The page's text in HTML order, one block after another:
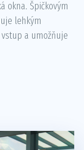
okna. Špičkovým
lehkým
a umožňuje